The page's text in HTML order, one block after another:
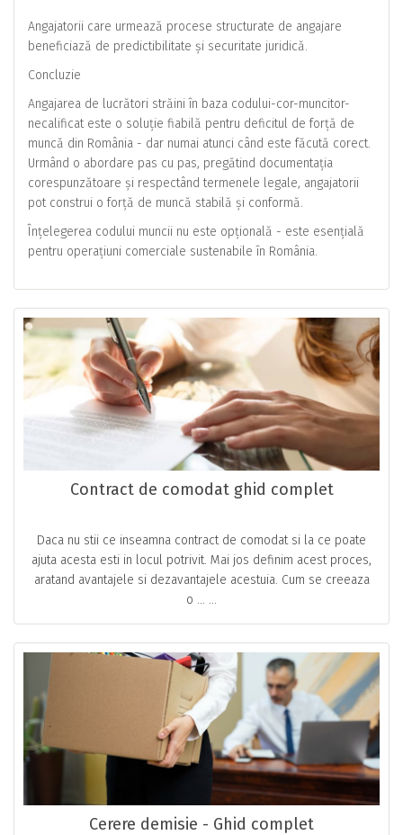
Angajatorii care urmează procese structurate de angajare
beneficiază de predictibilitate și securitate juridică.
Concluzie
Angajarea de lucrători străini în baza codului-cor-muncitor-
necalificat este o soluție fiabilă pentru deficitul de forță de
muncă din România - dar numai atunci când este făcută corect.
Urmând o abordare pas cu pas, pregătind documentația
corespunzătoare și respectând termenele legale, angajatorii
pot construi o forță de muncă stabilă și conformă.
Înțelegerea codului muncii nu este opțională - este esențială
pentru operațiuni comerciale sustenabile în România.
Contract de comodat ghid complet
Daca nu stii ce inseamna contract de comodat si la ce poate
ajuta acesta esti in locul potrivit. Mai jos definim acest proces,
aratand avantajele si dezavantajele acestuia. Cum se creeaza
o … ...
Cerere demisie - Ghid complet